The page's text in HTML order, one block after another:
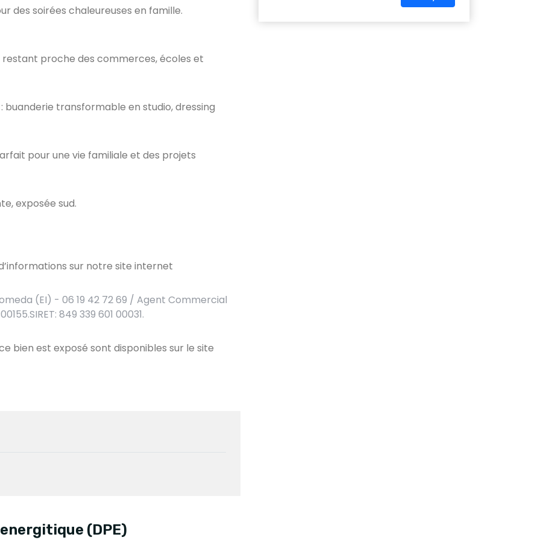
des soirées chaleureuses en famille.
proche des commerces, écoles et
buanderie transformable en studio, dressing
pour une vie familiale et des projets
exposée sud.
sur notre site internet
(EI) - 06 19 42 72 69 / Agent Commercial
849 339 601 00031.
bien est exposé sont disponibles sur le site
(DPE)